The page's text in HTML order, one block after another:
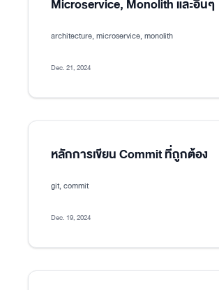
Microservice, Monolith และอื่นๆ
architecture, microservice, monolith
Dec. 21, 2024
หลักการเขียน Commit ที่ถูกต้อง
git, commit
Dec. 19, 2024